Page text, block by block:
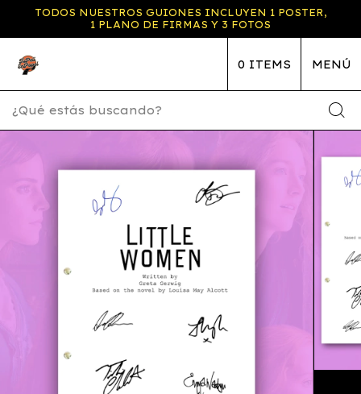
TODOS NUESTROS GUIONES INCLUYEN 1 POSTER,
1 PLANO DE FIRMAS Y 3 FOTOS
MENÚ
0 ITEMS